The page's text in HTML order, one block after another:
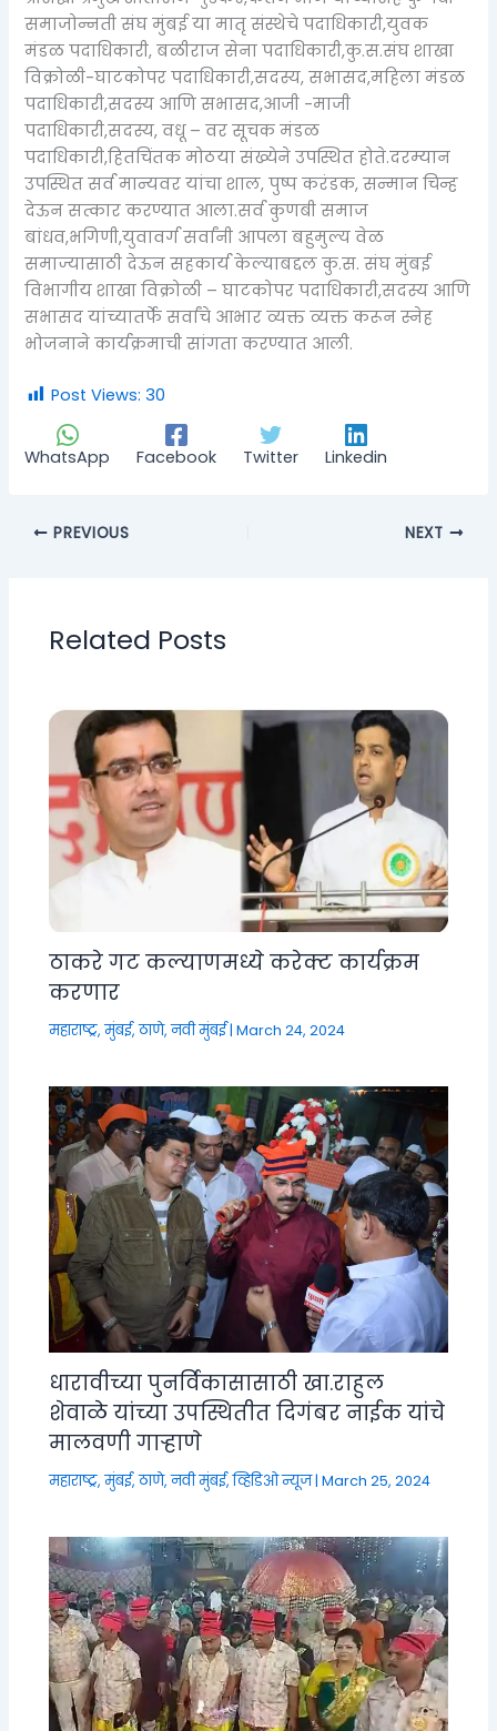
समाजोन्नती संघ मुंबई या मातृ संस्थेचे पदाधिकारी,युवक
मंडळ पदाधिकारी, बळीराज सेना पदाधिकारी,कु.स.संघ शाखा
विक्रोळी-घाटकोपर पदाधिकारी,सदस्य, सभासद,महिला मंडळ
पदाधिकारी,सदस्य आणि सभासद,आजी -माजी
पदाधिकारी,सदस्य, वधू – वर सूचक मंडळ
पदाधिकारी,हितचिंतक मोठया संख्येने उपस्थित होते.दरम्यान
उपस्थित सर्व मान्यवर यांचा शाल, पुष्प करंडक, सन्मान चिन्ह
देऊन सत्कार करण्यात आला.सर्व कुणबी समाज
बांधव,भगिणी,युवावर्ग सर्वांनी आपला बहुमुल्य वेळ
समाज्यासाठी देऊन सहकार्य केल्याबद्दल कु.स. संघ मुंबई
विभागीय शाखा विक्रोळी – घाटकोपर पदाधिकारी,सदस्य आणि
सभासद यांच्यातर्फे सर्वांचे आभार व्यक्त व्यक्त करून स्नेह
भोजनाने कार्यक्रमाची सांगता करण्यात आली.
Post Views: 30
WhatsApp Facebook Twitter Linkedin
PREVIOUS NEXT
Related Posts
ठाकरे गट कल्याणमध्ये करेक्ट कार्यक्रम
करणार
महाराष्ट्र,मुंबई, ठाणे, नवी मुंबई|March 24, 2024
धारावीच्या पुनर्विकासासाठी खा.राहुल
शेवाळे यांच्या उपस्थितीत दिगंबर नाईक यांचे
मालवणी गाऱ्हाणे
महाराष्ट्र,मुंबई, ठाणे, नवी मुंबई,व्हिडिओ न्यूज|March 25, 2024